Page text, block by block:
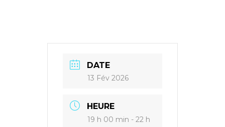
DATE
13 Fév 2026
HEURE
19 h 00 min - 22 h